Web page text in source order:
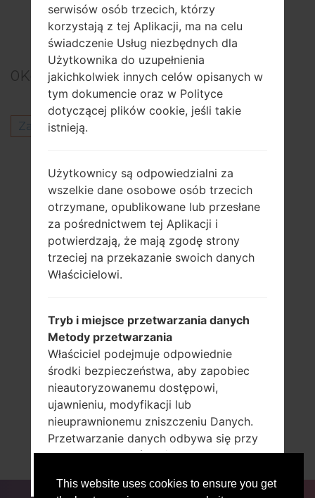
This website uses cookies to ensure you get
Showing 1 to 3 of 3 entries
Previous 1 Next
0Komentarze
Zaloguj sięaby opublikować komentarz.
LG K10K410
LG K10K410A
LG K10K410G
LG K10K420N
LG K10K420PR
LG K10K428SG
LG K10K430DSA
LG K10K430F
LG K10K430H
LG K10K430N
LG K10K430P
LG K10M250
LG K10MS428
LG K10MS428A
DLA BLOGERÓW PORÓWNAJ
serwisów osób trzecich, którzy
korzystają z tej Aplikacji, ma na celu
świadczenie Usług niezbędnych dla
Użytkownika do uzupełnienia
jakichkolwiek innych celów opisanych w
tym dokumencie oraz w Polityce
dotyczącej plików cookie, jeśli takie
istnieją.
Użytkownicy są odpowiedzialni za
wszelkie dane osobowe osób trzecich
otrzymane, opublikowane lub przesłane
za pośrednictwem tej Aplikacji i
potwierdzają, że mają zgodę strony
trzeciej na przekazanie swoich danych
Właścicielowi.
Tryb i miejsce przetwarzania danych
Metody przetwarzania
Właściciel podejmuje odpowiednie
środki bezpieczeństwa, aby zapobiec
nieautoryzowanemu dostępowi,
ujawnieniu, modyfikacji lub
nieuprawnionemu zniszczeniu Danych.
Przetwarzanie danych odbywa się przy
użyciu komputerów i / lub narzędzi IT
i trybami ściśle powiązanymi z